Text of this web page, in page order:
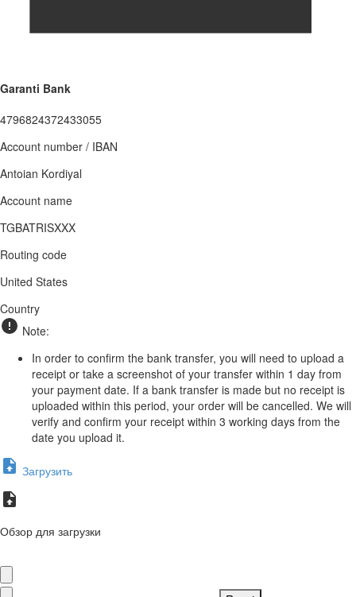
Garanti Bank
4796824372433055
Account number / IBAN
Antoian Kordiyal
Account name
TGBATRISXXX
Routing code
United States
Country
Note:
In order to confirm the bank transfer, you will need to upload a
receipt or take a screenshot of your transfer within 1 day from
your payment date. If a bank transfer is made but no receipt is
uploaded within this period, your order will be cancelled. We will
verify and confirm your receipt within 3 working days from the
date you upload it.
Загрузить
Обзор для загрузки